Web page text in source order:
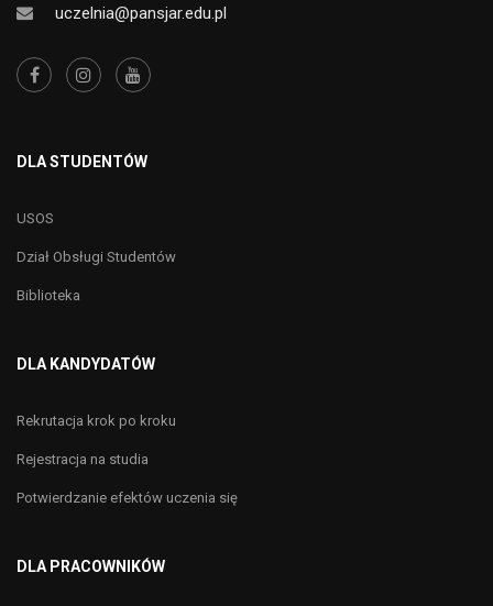
uczelnia@pansjar.edu.pl
DLA STUDENTÓW
USOS
Dział Obsługi Studentów
Biblioteka
DLA KANDYDATÓW
Rekrutacja krok po kroku
Rejestracja na studia
Potwierdzanie efektów uczenia się
DLA PRACOWNIKÓW